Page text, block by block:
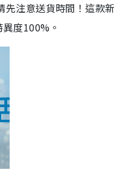
注意送貨時間！這款
度100%。